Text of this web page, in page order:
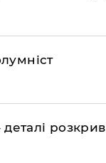
розкрив